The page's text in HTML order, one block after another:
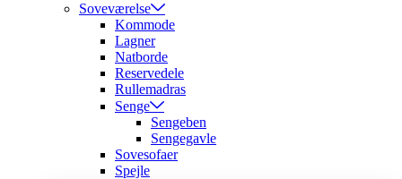
Soveværelse
Kommode
Lagner
Natborde
Reservedele
Rullemadras
Senge
Sengeben
Sengegavle
Sovesofaer
Spejle